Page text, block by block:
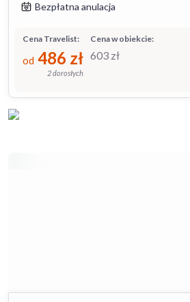
Bezpłatna anulacja
Cena w obiekcie:
603 zł
Cena Travelist:
od 486 zł
2 dorosłych